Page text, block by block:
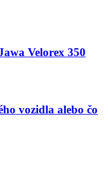
Velorex 350
vozidla alebo čo